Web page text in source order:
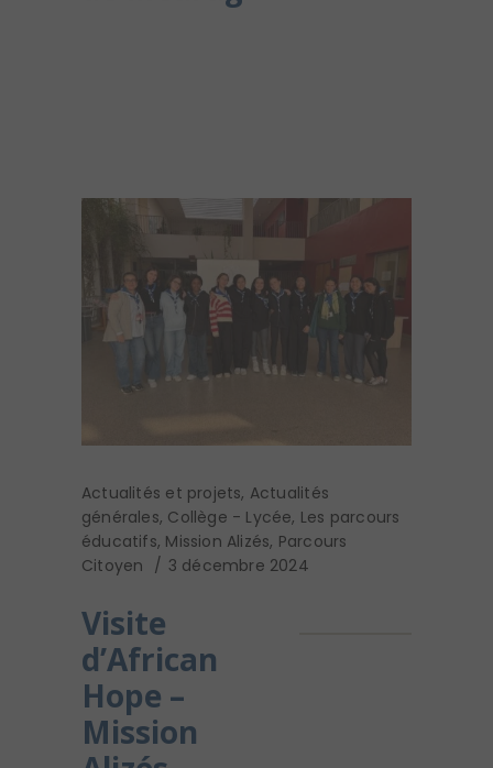
Actualités et projets, Actualités
générales, Collège - Lycée, Les parcours
éducatifs, Mission Alizés, Parcours
Citoyen
3 décembre 2024
Visite
d’African
Hope –
Mission